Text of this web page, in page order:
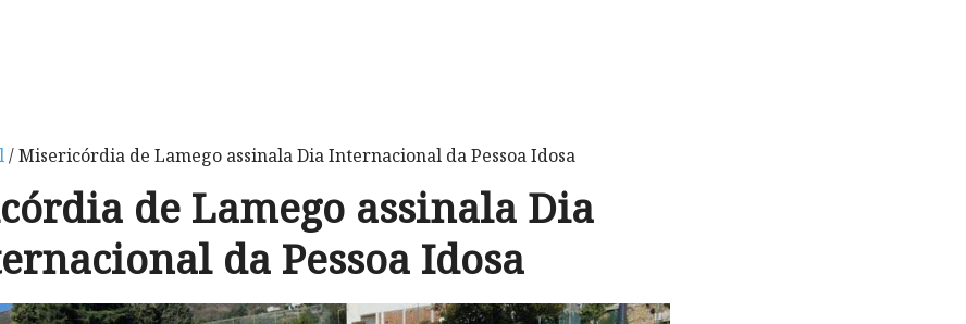
/ Misericórdia de Lamego assinala Dia Internacional da Pessoa Idosa
de Lamego assinala Dia
da Pessoa Idosa